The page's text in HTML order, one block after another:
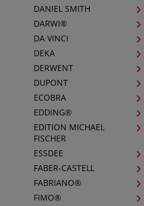
DANIEL SMITH
DARWI®
DA VINCI
DEKA
DERWENT
DUPONT
ECOBRA
EDDING®
EDITION MICHAEL
FISCHER
ESSDEE
FABER-CASTELL
FABRIANO®
FIMO®